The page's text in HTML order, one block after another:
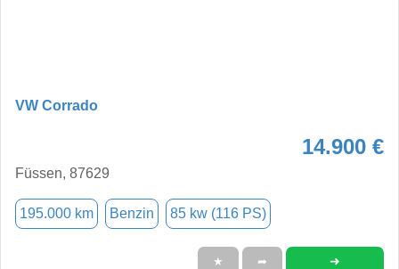
VW Corrado
14.900 €
Füssen, 87629
195.000 km Benzin 85 kw (116 PS)
★ ➦ ➜